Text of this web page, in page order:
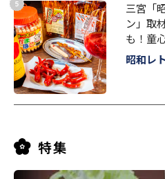
三宮「
ン」取
も！童
昭和レ